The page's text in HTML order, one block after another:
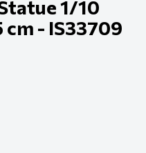
1/10
cm - IS33709